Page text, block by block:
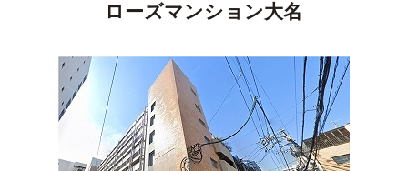
ローズマンション大名